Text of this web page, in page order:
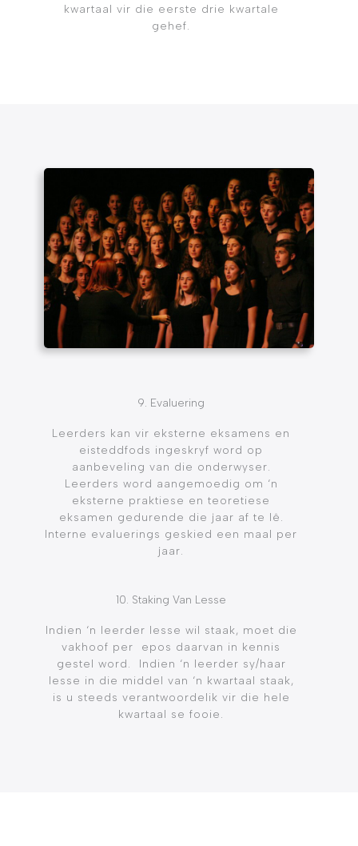
kwartaal vir die eerste drie kwartale
gehef.
9. Evaluering
Leerders kan vir eksterne eksamens en
eisteddfods ingeskryf word op
aanbeveling van die onderwyser.
Leerders word aangemoedig om ‘n
eksterne praktiese en teoretiese
eksamen gedurende die jaar af te lê.
Interne evaluerings geskied een maal per
jaar.
10. Staking Van Lesse
Indien ‘n leerder lesse wil staak, moet die
vakhoof per epos daarvan in kennis
gestel word.
Indien ‘n leerder sy/haar
lesse in die middel van ‘n kwartaal staak,
is u steeds verantwoordelik vir die hele
kwartaal se fooie.